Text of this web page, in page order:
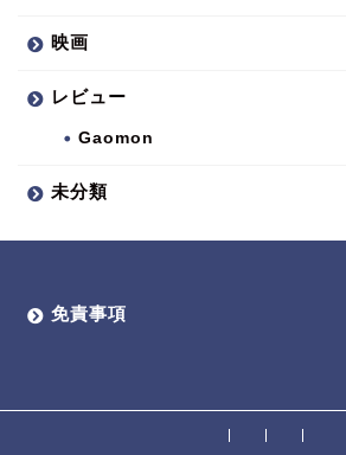
映画
レビュー
Gaomon
未分類
免責事項